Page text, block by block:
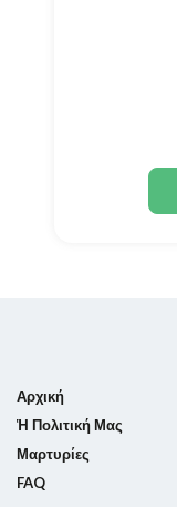
Αρχική
Ἡ Πολιτική Μας
Μαρτυρίες
FAQ